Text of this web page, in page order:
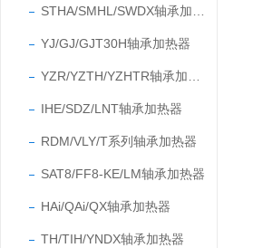
YJ/GJ/GJT30H轴承加热器
IHE/SDZ/LNT轴承加热器
RDM/VLY/T系列轴承加热器
SAT8/FF8-KE/LM轴承加热器
HAi/QAi/QX轴承加热器
TH/TIH/YNDX轴承加热器